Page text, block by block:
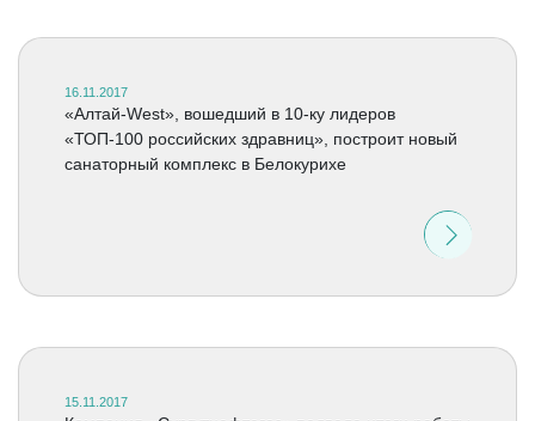
16.11.2017
«Алтай-West», вошедший в 10-ку лидеров
«ТОП-100 российских здравниц», построит новый
санаторный комплекс в Белокурихе
15.11.2017